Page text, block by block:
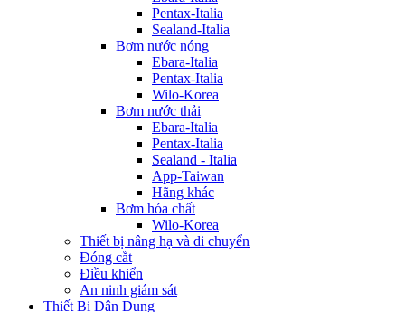
Pentax-Italia
Sealand-Italia
Bơm nước nóng
Ebara-Italia
Pentax-Italia
Wilo-Korea
Bơm nước thải
Ebara-Italia
Pentax-Italia
Sealand - Italia
App-Taiwan
Hãng khác
Bơm hóa chất
Wilo-Korea
Thiết bị nâng hạ và di chuyển
Đóng cắt
Điều khiển
An ninh giám sát
Thiết Bị Dân Dụng